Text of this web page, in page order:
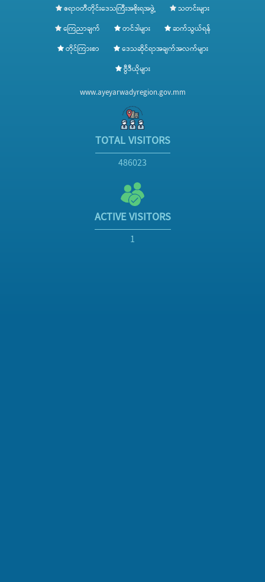
ဧရာဝတီတိုင်းဒေသကြီးအစိုးရအဖွဲ့
သတင်းများ
ကြေညာချက်
တင်ဒါများ
ဆက်သွယ်ရန်
တိုင်ကြားစာ
ဒေသဆိုင်ရာအချက်အလက်များ
ဗွီဒီယိုများ
www.ayeyarwadyregion.gov.mm
TOTAL VISITORS
486023
ACTIVE VISITORS
1